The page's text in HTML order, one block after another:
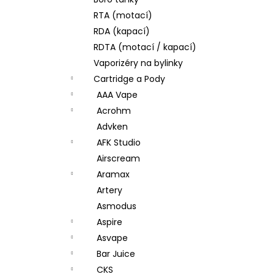
RTA (motací)
RDA (kapací)
RDTA (motací / kapací)
Vaporizéry na bylinky
Cartridge a Pody
AAA Vape
Acrohm
Advken
AFK Studio
Airscream
Aramax
Artery
Asmodus
Aspire
Asvape
Bar Juice
CKS
JOYETECH BF SS316 ATOMIZER 0,6OHM
57 Kč